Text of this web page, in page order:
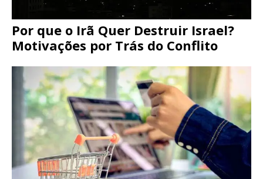
Por que o Irã Quer Destruir Israel?
Motivações por Trás do Conflito